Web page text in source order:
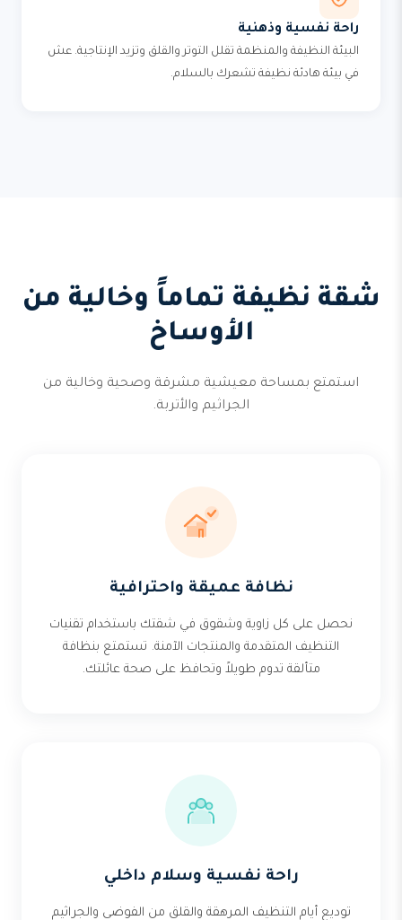
راحة نفسية وذهنية
البيئة النظيفة والمنظمة تقلل التوتر والقلق وتزيد الإنتاجية. عش
في بيئة هادئة نظيفة تشعرك بالسلام.
شقة نظيفة تماماً وخالية من
الأوساخ
استمتع بمساحة معيشية مشرقة وصحية وخالية من
الجراثيم والأتربة.
نظافة عميقة واحترافية
نحصل على كل زاوية وشقوق في شقتك باستخدام تقنيات
التنظيف المتقدمة والمنتجات الآمنة. تستمتع بنظافة
متألقة تدوم طويلاً وتحافظ على صحة عائلتك.
راحة نفسية وسلام داخلي
توديع أيام التنظيف المرهقة والقلق من الفوضى والجراثيم